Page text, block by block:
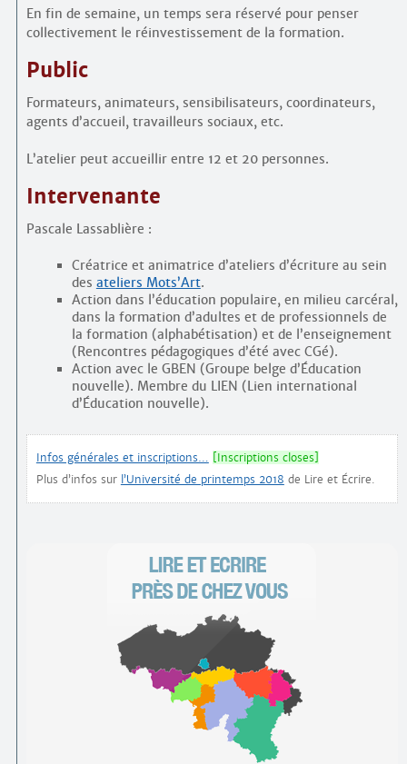
En fin de semaine, un temps sera réservé pour penser
collectivement le réinvestissement de la formation.
Public
Formateurs, animateurs, sensibilisateurs, coordinateurs,
agents d’accueil, travailleurs sociaux, etc.
L’atelier peut accueillir entre 12 et 20 personnes.
Intervenante
Pascale Lassablière :
Créatrice et animatrice d’ateliers d’écriture au sein
des ateliers Mots’Art.
Action dans l’éducation populaire, en milieu carcéral,
dans la formation d’adultes et de professionnels de
la formation (alphabétisation) et de l’enseignement
(Rencontres pédagogiques d’été avec CGé).
Action avec le GBEN (Groupe belge d’Éducation
nouvelle). Membre du LIEN (Lien international
d’Éducation nouvelle).
Infos générales et inscriptions…
[Inscriptions closes]
Plus d’infos sur l’Université de printemps 2018 de Lire et Écrire.